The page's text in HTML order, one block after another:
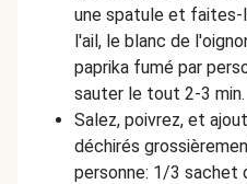
une spatule et faites-
l'ail, le blanc de
paprika fumé par
sauter le tout 2-3 min.
Salez, poivrez, et
déchirés
personne: 1/3 sachet